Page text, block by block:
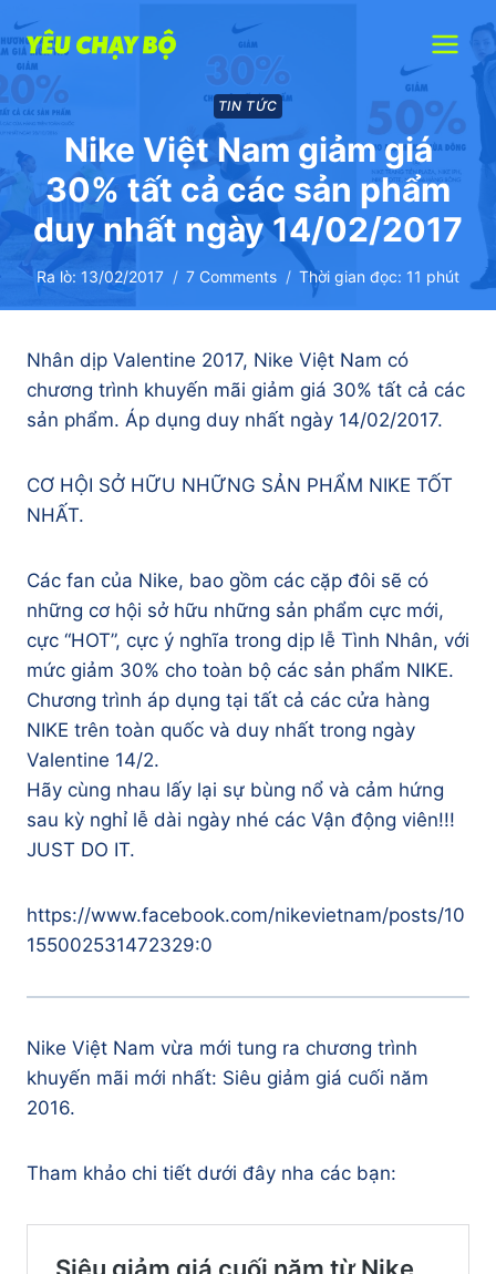
to
content
TIN TỨC
Nike Việt Nam giảm giá
30% tất cả các sản phẩm
duy nhất ngày 14/02/2017
Ra lò: 13/02/2017 7 Comments Thời gian đọc: 11 phút
Nhân dịp Valentine 2017, Nike Việt Nam có
chương trình khuyến mãi giảm giá 30% tất cả các
sản phẩm. Áp dụng duy nhất ngày 14/02/2017.
CƠ HỘI SỞ HỮU NHỮNG SẢN PHẨM NIKE TỐT
NHẤT.
Các fan của Nike, bao gồm các cặp đôi sẽ có
những cơ hội sở hữu những sản phẩm cực mới,
cực “HOT”, cực ý nghĩa trong dịp lễ Tình Nhân, với
mức giảm 30% cho toàn bộ các sản phẩm NIKE.
Chương trình áp dụng tại tất cả các cửa hàng
NIKE trên toàn quốc và duy nhất trong ngày
Valentine 14/2.
Hãy cùng nhau lấy lại sự bùng nổ và cảm hứng
sau kỳ nghỉ lễ dài ngày nhé các Vận động viên!!!
JUST DO IT.
https://www.facebook.com/nikevietnam/posts/10
155002531472329:0
Nike Việt Nam vừa mới tung ra chương trình
khuyến mãi mới nhất: Siêu giảm giá cuối năm
2016.
Tham khảo chi tiết dưới đây nha các bạn: